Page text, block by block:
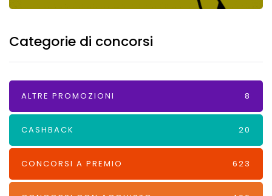
Categorie di concorsi
ALTRE PROMOZIONI 8
CASHBACK 20
CONCORSI A PREMIO 623